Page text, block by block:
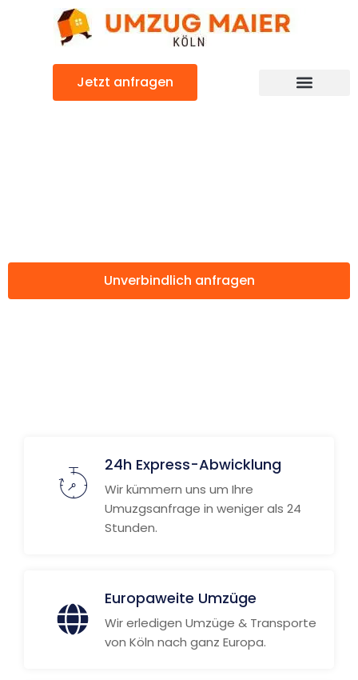
Jetzt anfragen
Unverbindlich anfragen
24h Express-Abwicklung
Wir kümmern uns um Ihre
Umuzgsanfrage in weniger als 24
Stunden.
Europaweite Umzüge
Wir erledigen Umzüge & Transporte
von Köln nach ganz Europa.